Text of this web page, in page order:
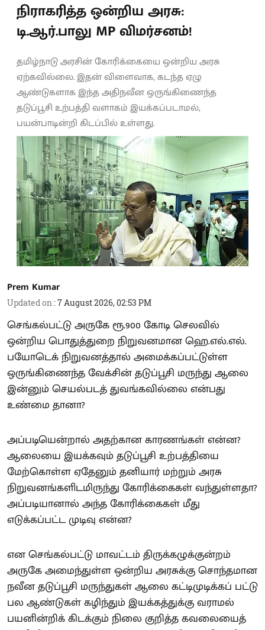
நிராகரித்த ஒன்றிய அரசு:
டி.ஆர்.பாலு MP விமர்சனம்!
தமிழ்நாடு அரசின் கோரிக்கையை ஒன்றிய அரசு
ஏற்கவில்லை. இதன் விளைவாக, கடந்த ஏழு
ஆண்டுகளாக இந்த அதிநவீன ஒருங்கிணைந்த
தடுப்பூசி உற்பத்தி வளாகம் இயக்கப்படாமல்,
பயன்பாடின்றி கிடப்பில் உள்ளது.
Prem Kumar
Updated on :7 August 2026, 02:53 PM
செங்கல்பட்டு அருகே ரூ.900 கோடி செலவில்
ஒன்றிய பொதுத்துறை நிறுவனமான ஹெ.எல்.எல்.
பயோடெக் நிறுவனத்தால் அமைக்கப்பட்டுள்ள
ஒருங்கிணைந்த வேக்சின் தடுப்பூசி மருந்து ஆலை
இன்னும் செயல்படத் துவங்கவில்லை என்பது
உண்மை தானா?
அப்படியென்றால் அதற்கான காரணங்கள் என்ன?
ஆலையை இயக்கவும் தடுப்பூசி உற்பத்தியை
மேற்கொள்ள ஏதேனும் தனியார் மற்றும் அரசு
நிறுவனங்களிடமிருந்து கோரிக்கைகள் வந்துள்ளதா?
அப்படியானால் அந்த கோரிக்கைகள் மீது
எடுக்கப்பட்ட முடிவு என்ன?
என செங்கல்பட்டு மாவட்டம் திருக்கழுக்குன்றம்
அருகே அமைந்துள்ள ஒன்றிய அரசுக்கு சொந்தமான
நவீன தடுப்பூசி மருந்துகள் ஆலை கட்டிமுடிக்கப் பட்டு
பல ஆண்டுகள் கழிந்தும் இயக்கத்துக்கு வராமல்
பயனின்றிக் கிடக்கும் நிலை குறித்த கவலையைத்